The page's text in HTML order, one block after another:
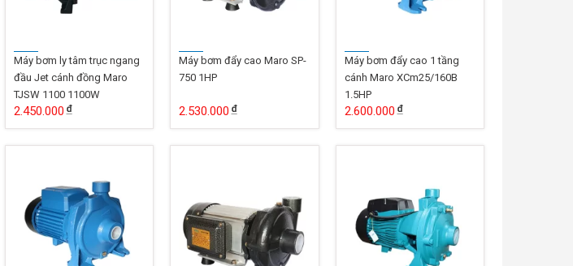
Máy bơm ly tâm trục ngang
đầu Jet cánh đồng Maro
TJSW 1100 1100W
2.450.000
Máy bơm đẩy cao Maro SP-
750 1HP
2.530.000
Máy bơm đẩy cao 1 tầng
cánh Maro XCm25/160B
1.5HP
2.600.000